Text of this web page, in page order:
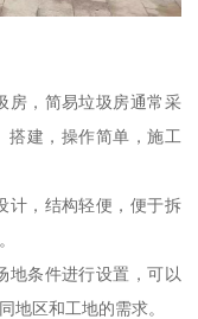
房，简易垃圾房通常采
搭建，操作简单，施工
计，结构轻便，便于拆
地条件进行设置，可以
地区和工地的需求。